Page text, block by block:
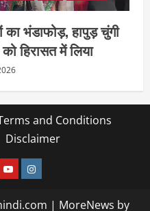
का भंडाफोड़, हापुड़ चुंगी
हिरासत में लिया
and Conditions
Disclaimer
YOUTUBE
instagram
| MoreNews by